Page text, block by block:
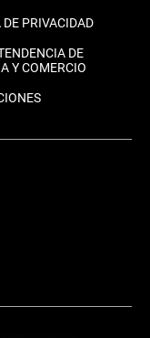
PRIVACIDAD
DE
Y COMERCIO